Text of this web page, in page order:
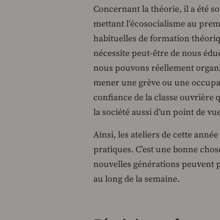
Concernant la théorie, il a été
mettant l’écosocialisme au
habituelles de formation
nécessite peut-être de nous
nous pouvons réellement
mener une grève ou une
confiance de la classe ouvrière
la société aussi d’un point de
Ainsi, les ateliers de cette
pratiques. C’est une bonne
nouvelles générations peuvent
au long de la semaine.